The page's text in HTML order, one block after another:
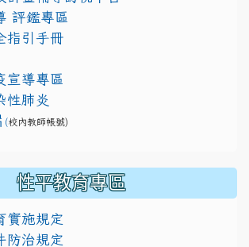
評鑑專區
指引手冊
宣導專區
性肺炎
(校內教師帳號)
性平教育專區
實施規定
防治規定